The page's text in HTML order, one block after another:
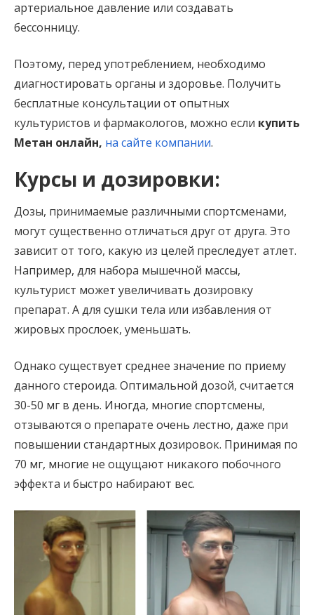
артериальное давление или создавать
бессонницу.
Поэтому, перед употреблением, необходимо
диагностировать органы и здоровье. Получить
бесплатные консультации от опытных
культуристов и фармакологов, можно если купить
Метан онлайн, на сайте компании.
Курсы и дозировки:
Дозы, принимаемые различными спортсменами,
могут существенно отличаться друг от друга. Это
зависит от того, какую из целей преследует атлет.
Например, для набора мышечной массы,
культурист может увеличивать дозировку
препарат. А для сушки тела или избавления от
жировых прослоек, уменьшать.
Однако существует среднее значение по приему
данного стероида. Оптимальной дозой, считается
30-50 мг в день. Иногда, многие спортсмены,
отзываются о препарате очень лестно, даже при
повышении стандартных дозировок. Принимая по
70 мг, многие не ощущают никакого побочного
эффекта и быстро набирают вес.